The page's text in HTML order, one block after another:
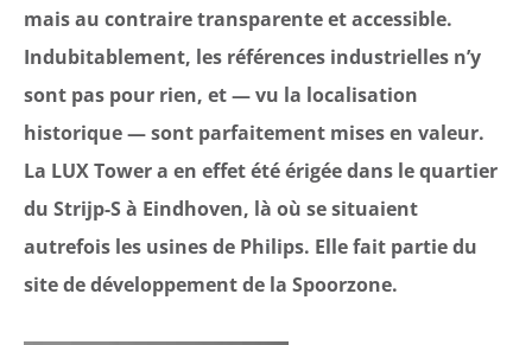
mais au contraire transparente et accessible.
Indubitablement, les références industrielles n’y
sont pas pour rien, et — vu la localisation
historique — sont parfaitement mises en valeur.
La LUX Tower a en effet été érigée dans le quartier
du Strijp-S à Eindhoven, là où se situaient
autrefois les usines de Philips. Elle fait partie du
site de développement de la Spoorzone.